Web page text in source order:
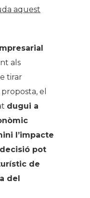
aquest
als
tirar
el
dugui a
l’impacte
pot
de
del